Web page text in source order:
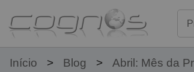
Início Blog Abril: Mês da